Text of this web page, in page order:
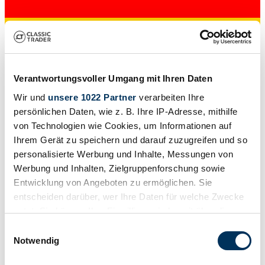
Verantwortungsvoller Umgang mit Ihren Daten
Wir und unsere 1022 Partner verarbeiten Ihre
persönlichen Daten, wie z. B. Ihre IP-Adresse, mithilfe
von Technologien wie Cookies, um Informationen auf
Ihrem Gerät zu speichern und darauf zuzugreifen und so
personalisierte Werbung und Inhalte, Messungen von
Werbung und Inhalten, Zielgruppenforschung sowie
Entwicklung von Angeboten zu ermöglichen. Sie
entscheiden darüber, wer Ihre Daten für welche Zwecke
nutzt. Sie können Ihre Einwilligung jederzeit über die
Trigger Symbol ändern oder widerrufen
Notwendig
Mostra il veicolo
Indietro
Continua
Riferimenti all'annuncio "Ford Thunderbird Serie 11" di Classic
Trader
Di seguito troverai annunci relativi alla tua ricerca che non sono più
disponibili su Classic Trader. Utilizza queste informazioni per
prezzi attuali di una "Ford Thunderbird Serie 11" e fare una scelta
d'acquisto più informata.